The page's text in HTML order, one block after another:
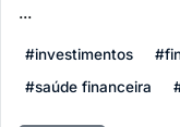
...
#investimentos
#saúde financeira